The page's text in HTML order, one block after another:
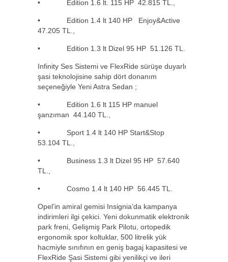
• Edition 1.6 lt. 115 HP 42.815 TL.,
• Edition 1.4 lt 140 HP Enjoy&Active
47.205 TL.,
• Edition 1.3 lt Dizel 95 HP 51.126 TL.
Infinity Ses Sistemi ve FlexRide sürüşe duyarlı
şasi teknolojisine sahip dört donanım
seçeneğiyle Yeni Astra Sedan ;
• Edition 1.6 lt 115 HP manuel
şanzıman 44.140 TL.,
• Sport 1.4 lt 140 HP Start&Stop
53.104 TL.,
• Business 1.3 lt Dizel 95 HP 57.640
TL.,
• Cosmo 1.4 lt 140 HP 56.445 TL.
Opel’in amiral gemisi Insignia’da kampanya
indirimleri ilgi çekici. Yeni dokunmatik elektronik
park freni, Gelişmiş Park Pilotu, ortopedik
ergonomik spor koltuklar, 500 litrelik yük
hacmiyle sınıfının en geniş bagaj kapasitesi ve
FlexRide Şasi Sistemi gibi yenilikçi ve ileri